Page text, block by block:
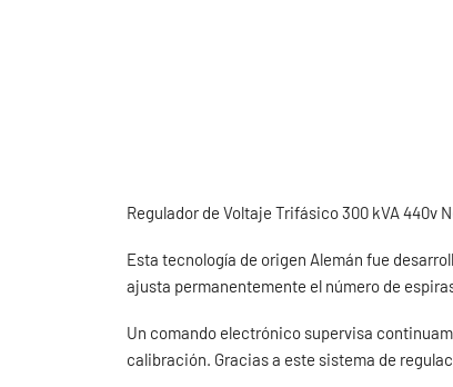
Regulador de Voltaje Trifásico 300 kVA
Esta tecnología de origen Alemán fue
ajusta permanentemente el número de
Un comando electrónico supervisa
calibración. Gracias a este sistema de